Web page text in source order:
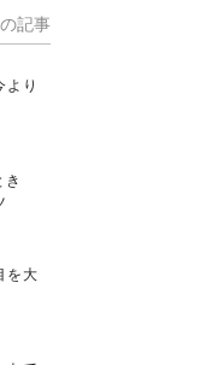
記事
り
を大